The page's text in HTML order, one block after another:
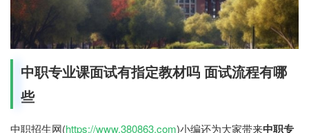
中职专业课面试有指定教材吗 面试流程有哪
些
中职招生网(https://www.380863.com)小编还为大家带来中职专